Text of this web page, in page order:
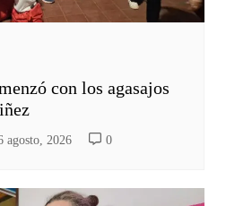
con los agasajos
agosto, 2026 0